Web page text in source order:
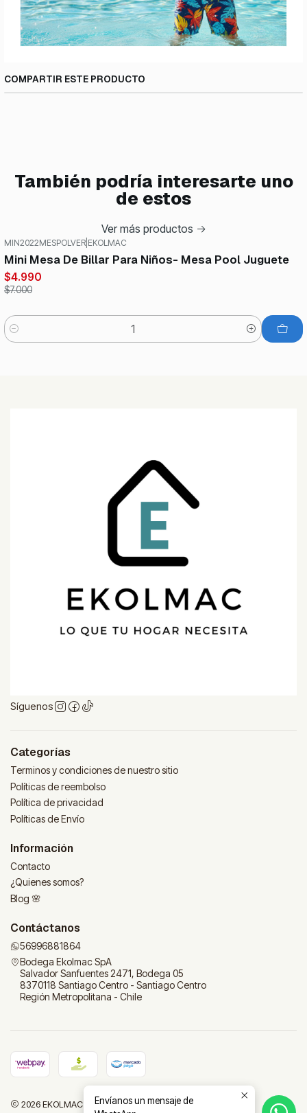
COMPARTIR ESTE PRODUCTO
También podría interesarte uno
de estos
Ver más productos
MIN2022MESPOLVER EKOLMAC
Mini Mesa De Billar Para Niños- Mesa Pool Juguete
$4.990
$7.000
Cantidad
Síguenos
Categorías
Terminos y condiciones de nuestro sitio
Políticas de reembolso
Política de privacidad
Políticas de Envío
Información
Contacto
¿Quienes somos?
Blog 🌸
Contáctanos
56996881864
Bodega Ekolmac SpA
Salvador Sanfuentes 2471, Bodega 05
8370118 Santiago Centro - Santiago Centro
Región Metropolitana - Chile
2026 EKOLMAC | Tu tienda para el hogar.
Envíanos un mensaje de